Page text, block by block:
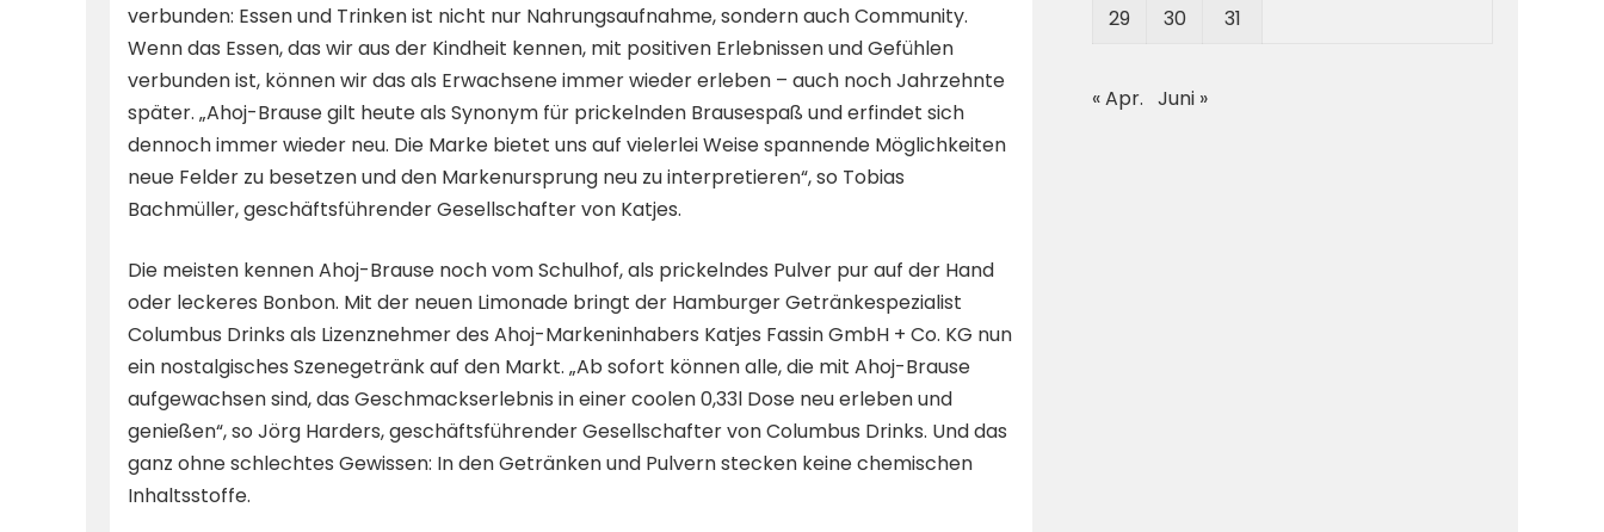
verbunden: Essen und Trinken ist nicht nur Nahrungsaufnahme, sondern auch Community.
Wenn das Essen, das wir aus der Kindheit kennen, mit positiven Erlebnissen und Gefühlen
verbunden ist, können wir das als Erwachsene immer wieder erleben – auch noch Jahrzehnte
später. „Ahoj-Brause gilt heute als Synonym für prickelnden Brausespaß und erfindet sich
dennoch immer wieder neu. Die Marke bietet uns auf vielerlei Weise spannende Möglichkeiten
neue Felder zu besetzen und den Markenursprung neu zu interpretieren“, so Tobias
Bachmüller, geschäftsführender Gesellschafter von Katjes.
Die meisten kennen Ahoj-Brause noch vom Schulhof, als prickelndes Pulver pur auf der Hand
oder leckeres Bonbon. Mit der neuen Limonade bringt der Hamburger Getränkespezialist
Columbus Drinks als Lizenznehmer des Ahoj-Markeninhabers Katjes Fassin GmbH + Co. KG nun
ein nostalgisches Szenegetränk auf den Markt. „Ab sofort können alle, die mit Ahoj-Brause
aufgewachsen sind, das Geschmackserlebnis in einer coolen 0,33l Dose neu erleben und
genießen“, so Jörg Harders, geschäftsführender Gesellschafter von Columbus Drinks. Und das
ganz ohne schlechtes Gewissen: In den Getränken und Pulvern stecken keine chemischen
Inhaltsstoffe.
29
30 31
« Apr. Juni »